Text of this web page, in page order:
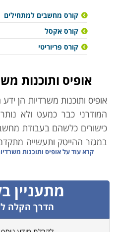
קורס מחשבים למתחילים
קורס אקסל
קורס פריוריטי
אופיס ותוכנות
אופיס ותוכנות משרדיות הן
המודרני כבר כמעט ולא
כישורים כלשהם בעבודת
במגזר ההייטק ותעשייה
כמעט תמיד. גם אם לא
ומי שאין ברשותו כלים
תחומי התעסוקה האפשריים
למחשב מחויב ברכישת כלי
קרא עוד עלאופיס ותוכנות
מתעניין
הדרך הקלה